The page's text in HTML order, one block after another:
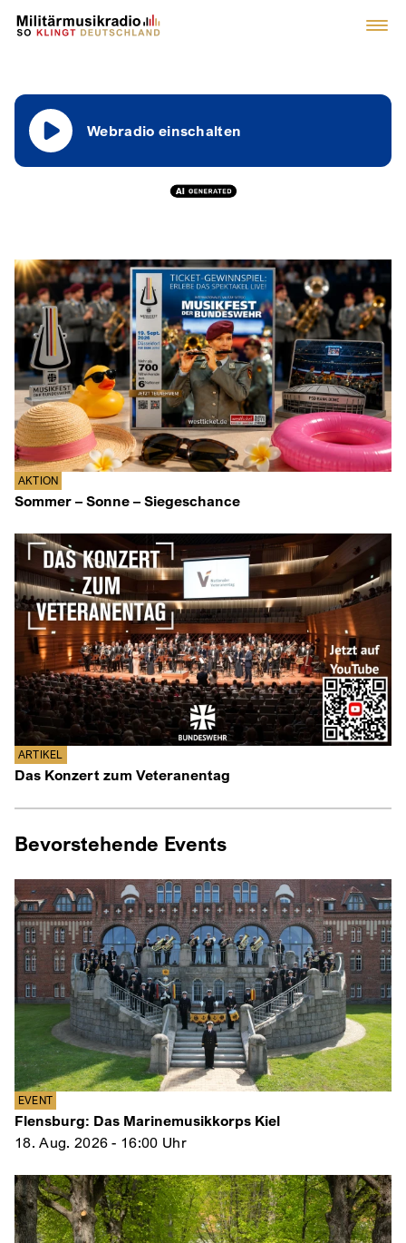
Webradio einschalten
AKTION
Sommer – Sonne – Siegeschance
ARTIKEL
Das Konzert zum Veteranentag
Bevorstehende Events
EVENT
Flensburg: Das Marinemusikkorps Kiel
18. Aug. 2026 - 16:00 Uhr